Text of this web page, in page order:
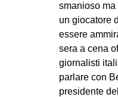
smanioso
un giocatore
essere
sera a cena
giornalisti
parlare con
presidente